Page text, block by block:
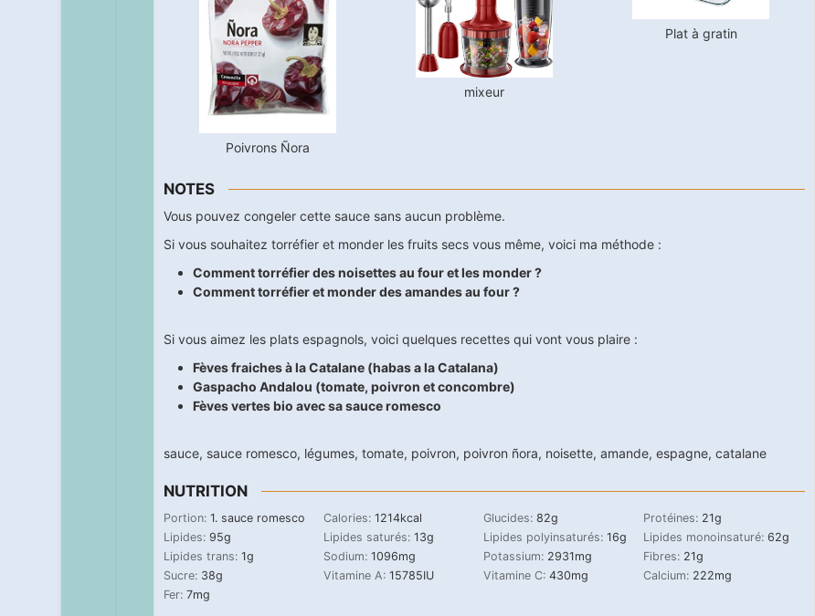
Poivrons Ñora
mixeur
Plat à gratin
NOTES
Vous pouvez congeler cette sauce sans aucun problème.
Si vous souhaitez torréfier et monder les fruits secs vous même, voici ma méthode :
Comment torréfier des noisettes au four et les monder ?
Comment torréfier et monder des amandes au four ?
Si vous aimez les plats espagnols, voici quelques recettes qui vont vous plaire :
Fèves fraiches à la Catalane (habas a la Catalana)
Gaspacho Andalou (tomate, poivron et concombre)
Fèves vertes bio avec sa sauce romesco
sauce, sauce romesco, légumes, tomate, poivron, poivron ñora, noisette, amande, espagne, catalane
NUTRITION
Portion: 1. sauce romesco Calories: 1214kcal Glucides: 82g Protéines: 21g
Lipides: 95g Lipides saturés: 13g Lipides polyinsaturés: 16g Lipides monoinsaturé: 62g
Lipides trans: 1g Sodium: 1096mg Potassium: 2931mg Fibres: 21g
Sucre: 38g Vitamine A: 15785IU Vitamine C: 430mg Calcium: 222mg
Fer: 7mg